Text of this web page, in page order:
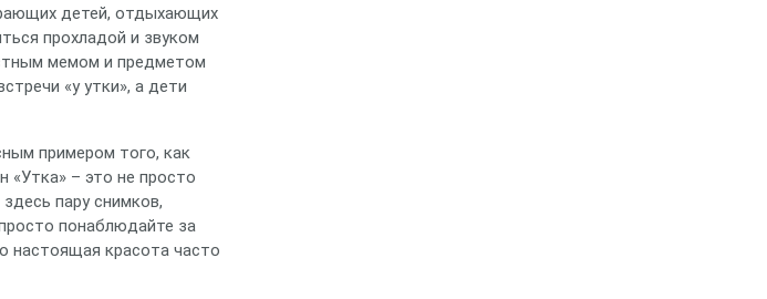
детей, отдыхающих
прохладой и звуком
мемом и предметом
«у утки», а дети
примером того, как
– это не просто
пару снимков,
понаблюдайте за
настоящая красота часто